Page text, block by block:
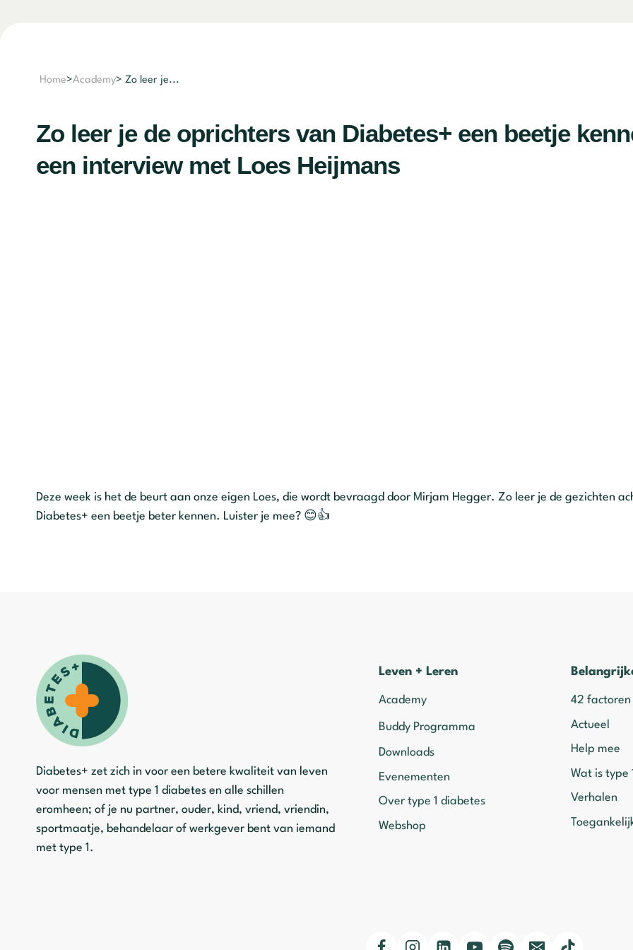
Home>Academy> Zo leer je...
Zo leer je de oprichters van Diabetes+ een beetje
een interview met Loes Heijmans
Deze week is het de beurt aan onze eigen Loes, die wordt bevraagd door Mirjam Hegger. Zo leer je de gezichten
Diabetes+ een beetje beter kennen. Luister je mee? 😊👍
Diabetes+ zet zich in voor een betere kwaliteit van leven
voor mensen met type 1 diabetes en alle schillen
eromheen; of je nu partner, ouder, kind, vriend, vriendin,
sportmaatje, behandelaar of werkgever bent van iemand
met type 1.
Leven + Leren
Academy
Buddy Programma
Downloads
Evenementen
Over type 1 diabetes
Webshop
42 factoren
Actueel
Help mee
Wat is type
Verhalen